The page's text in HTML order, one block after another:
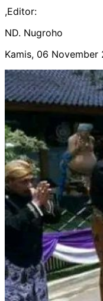
,Editor:
ND. Nugroho
Kamis, 06 November